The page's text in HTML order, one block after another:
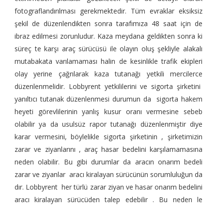
fotograflandırılması gerekmektedir. Tüm evraklar eksiksiz
şekil de düzenlendikten sonra tarafımıza 48 saat için de
ibraz edilmesi zorunludur. Kaza meydana geldikten sonra ki
süreç te karşı araç sürücüsü ile olayın oluş şekliyle alakalı
mutabakata varılamaması halin de kesinlikle trafik ekipleri
olay yerine çağrılarak kaza tutanağı yetkili mercilerce
düzenlenmelidir. Lobbyrent yetkililerini ve sigorta şirketini
yanıltıcı tutanak düzenlenmesi durumun da sigorta hakem
heyeti görevlilerinin yanlış kusur oranı vermesine sebeb
olabilir ya da usulsüz rapor tutanağı düzenlenmiştir diye
karar vermesini, böylelikle sigorta şirketinin , şirketimizin
zarar ve ziyanlarını , araç hasar bedelini karşılamamasına
neden olabilir. Bu gibi durumlar da aracın onarım bedeli
zarar ve ziyanlar aracı kiralayan sürücünün sorumluluğun da
dır. Lobbyrent her türlü zarar ziyan ve hasar onarım bedelini
aracı kiralayan sürücüden talep edebilir . Bu neden le